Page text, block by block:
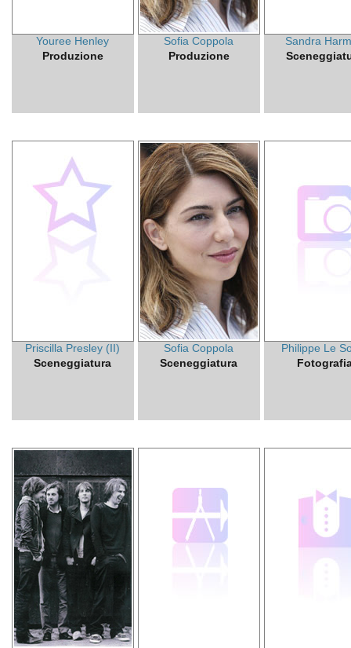
Youree Henley
Produzione
Sofia Coppola
Produzione
Sandra
Priscilla Presley (II)
Sceneggiatura
Sofia Coppola
Sceneggiatura
Philippe Le